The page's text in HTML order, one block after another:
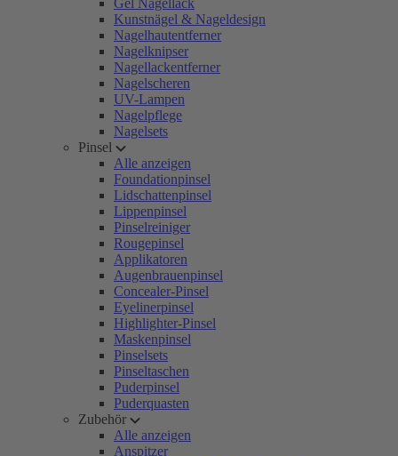
Gel Nagellack
Kunstnägel & Nageldesign
Nagelhautentferner
Nagelknipser
Nagellackentferner
Nagelscheren
UV-Lampen
Nagelpflege
Nagelsets
Pinsel
Alle anzeigen
Foundationpinsel
Lidschattenpinsel
Lippenpinsel
Pinselreiniger
Rougepinsel
Applikatoren
Augenbrauenpinsel
Concealer-Pinsel
Eyelinerpinsel
Highlighter-Pinsel
Maskenpinsel
Pinselsets
Pinseltaschen
Puderpinsel
Puderquasten
Zubehör
Alle anzeigen
Anspitzer